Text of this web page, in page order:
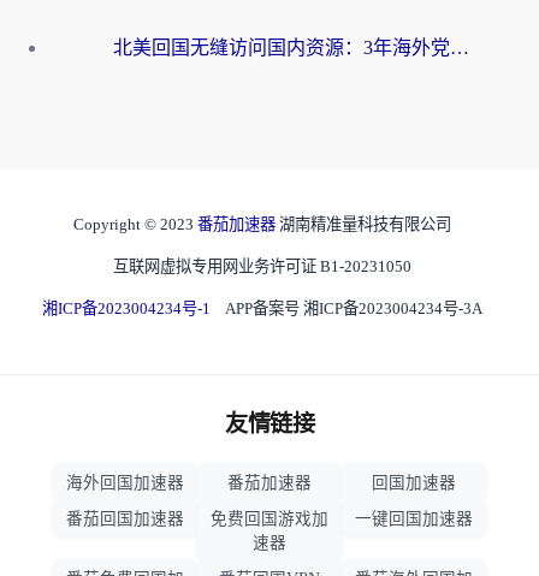
北美回国无缝访问国内资源：3年海外党亲测的加速器选择指南
Copyright © 2023 番茄加速器 湖南精准量科技有限公司
互联网虚拟专用网业务许可证 B1-20231050
湘ICP备2023004234号-1 APP备案号 湘ICP备2023004234号-3A
友情链接
海外回国加速器 番茄加速器
回国加速器
番茄回国加速器
免费回国游戏加
速器
一键回国加速器